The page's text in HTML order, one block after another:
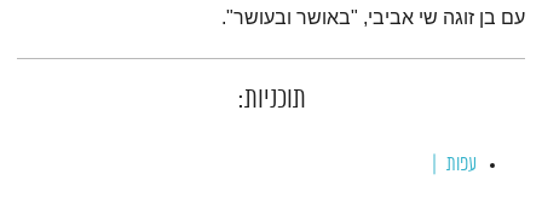
עם בן זוגה שי אביבי, "באושר ובעושר".
תוכניות:
עפות